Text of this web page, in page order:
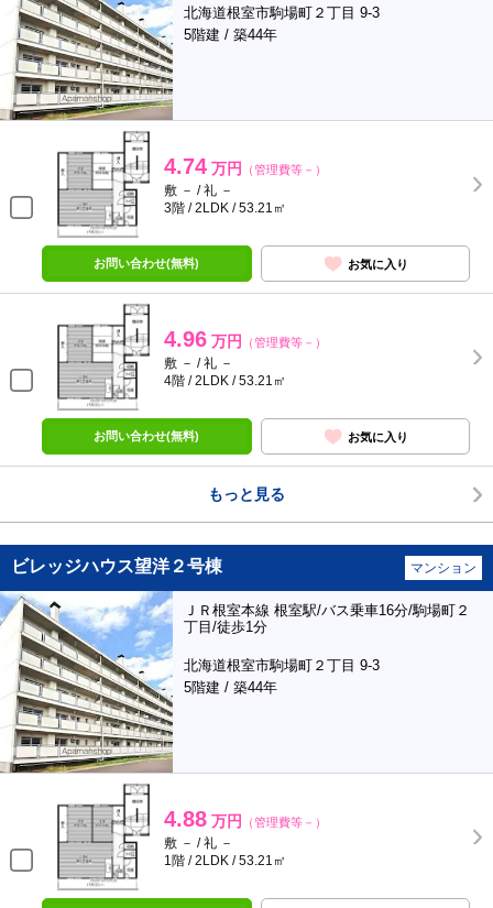
北海道根室市駒場町２丁目 9-3
5階建 / 築44年
4.74 万円 （管理費等－）
敷 － / 礼 －
3階 / 2LDK / 53.21㎡
お問い合わせ(無料) お気に入り
4.96 万円 （管理費等－）
敷 － / 礼 －
4階 / 2LDK / 53.21㎡
お問い合わせ(無料) お気に入り
もっと見る
ビレッジハウス望洋２号棟 マンション
ＪＲ根室本線 根室駅/バス乗車16分/駒場町２
丁目/徒歩1分
北海道根室市駒場町２丁目 9-3
5階建 / 築44年
4.88 万円 （管理費等－）
敷 － / 礼 －
1階 / 2LDK / 53.21㎡